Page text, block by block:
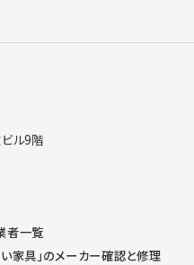
ル9階
者一覧
い家具」のメーカー確認と修理